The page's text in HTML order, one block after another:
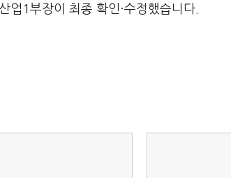
업1부장이 최종 확인·수정했습니다.